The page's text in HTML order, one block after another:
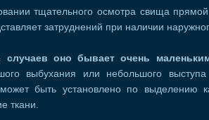
тщательного осмотра свища прямой
затруднений при наличии
случаев оно бывает очень
выбухания или небольшого
быть установлено по выделению
ткани.